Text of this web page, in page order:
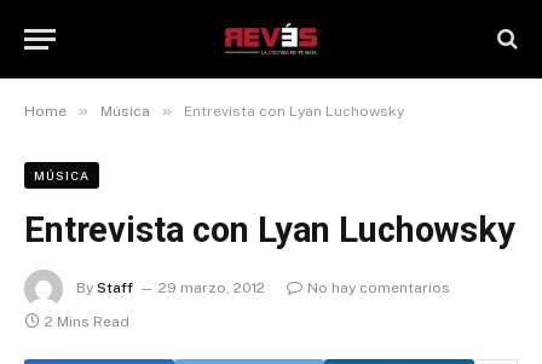
Home » Música » Entrevista con Lyan Luchowsky
MÚSICA
Entrevista con Lyan Luchowsky
By Staff 29 marzo, 2012
No hay comentarios
2 Mins Read